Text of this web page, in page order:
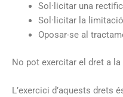
Sol·licitar una
Sol·licitar la
Oposar-se al
No pot exercitar el dret a
L’exercici d’aquests drets